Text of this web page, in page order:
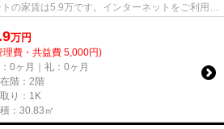
の家賃は5.9万です。インターネットをご利用い
万円
理費・共益費 5,000円)
0ヶ月｜礼：0ヶ月
階：2階
り：1K
：30.83㎡